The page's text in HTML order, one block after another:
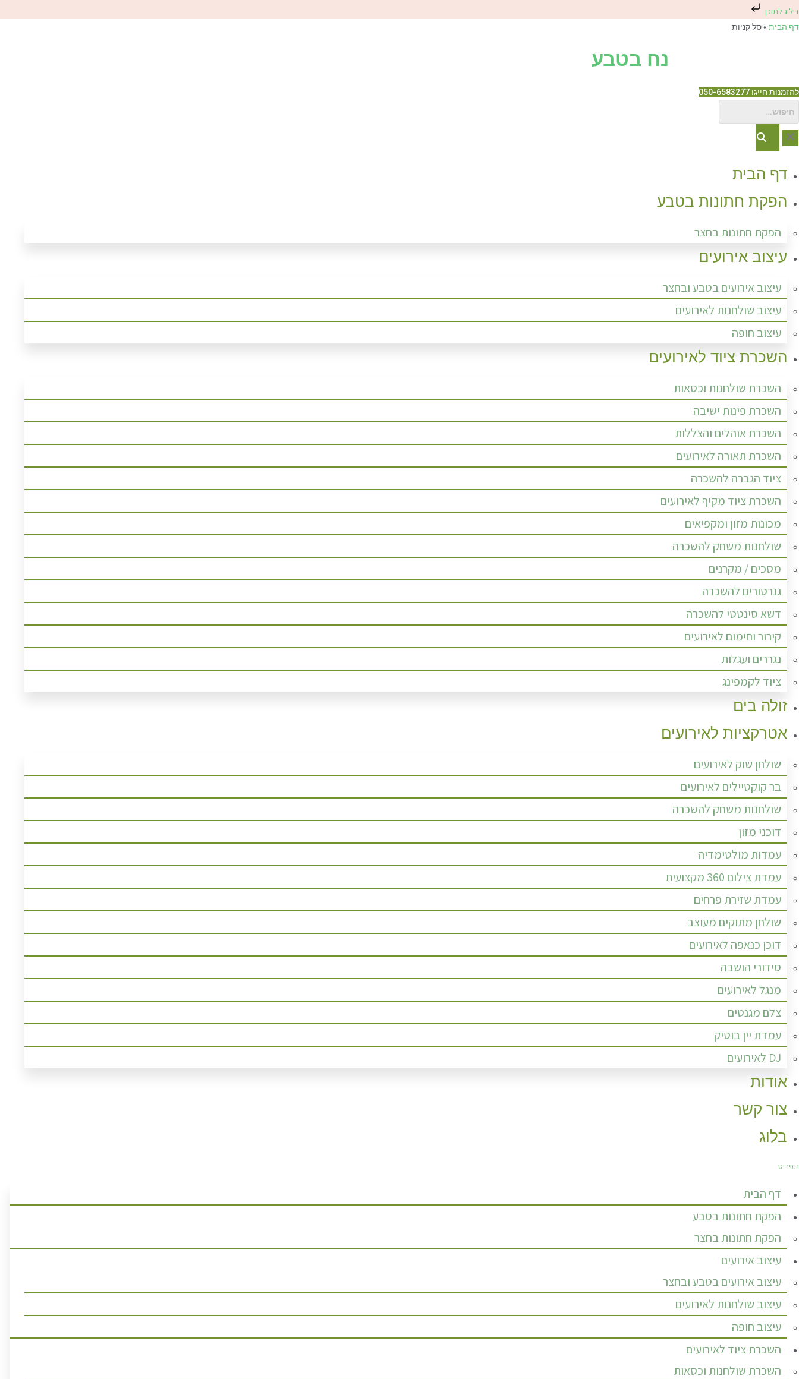
דילוג לתוכן
Skip
דף הבית»סל קניות
נח בטבע
להזמנות חייגו 050-6583277
דף הבית
הפקת חתונות בטבע
הפקת חתונות בחצר
עיצוב אירועים
עיצוב אירועים בטבע ובחצר
עיצוב שולחנות לאירועים
עיצוב חופה
השכרת ציוד לאירועים
השכרת שולחנות וכסאות
השכרת פינות ישיבה
השכרת אוהלים והצללות
השכרת תאורה לאירועים
ציוד הגברה להשכרה
השכרת ציוד מקיף לאירועים
מכונות מזון ומקפיאים
שולחנות משחק להשכרה
מסכים / מקרנים
גנרטורים להשכרה
דשא סינטטי להשכרה
קירור וחימום לאירועים
נגררים ועגלות
ציוד לקמפינג
זולה בים
אטרקציות לאירועים
שולחן שוק לאירועים
בר קוקטיילים לאירועים
שולחנות משחק להשכרה
דוכני מזון
עמדות מולטימדיה
עמדת צילום 360 מקצועית
עמדת שזירת פרחים
שולחן מתוקים מעוצב
דוכן כנאפה לאירועים
סידורי הושבה
מנגל לאירועים
צלם מגנטים
עמדת יין בוטיק
DJ לאירועים
אודות
צור קשר
בלוג
תפריט
דף הבית
הפקת חתונות בטבע
הפקת חתונות בחצר
עיצוב אירועים
עיצוב אירועים בטבע ובחצר
עיצוב שולחנות לאירועים
עיצוב חופה
השכרת ציוד לאירועים
השכרת שולחנות וכסאות